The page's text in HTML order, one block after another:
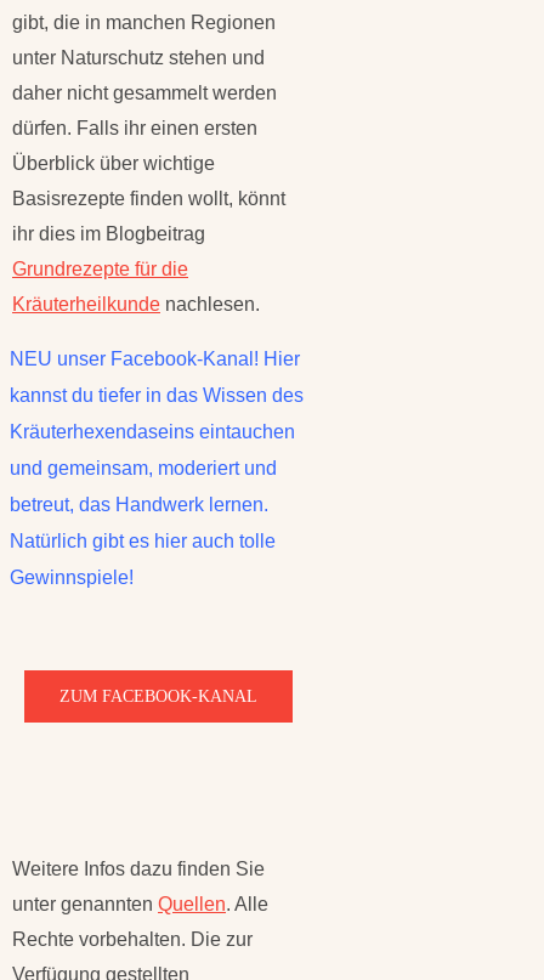
gibt, die in manchen Regionen
unter Naturschutz stehen und
daher nicht gesammelt werden
dürfen. Falls ihr einen ersten
Überblick über wichtige
Basisrezepte finden wollt, könnt
ihr dies im Blogbeitrag
Grundrezepte für die
Kräuterheilkunde nachlesen.
NEU unser Facebook-Kanal! Hier
kannst du tiefer in das Wissen des
Kräuterhexendaseins eintauchen
und gemeinsam, moderiert und
betreut, das Handwerk lernen.
Natürlich gibt es hier auch tolle
Gewinnspiele!
ZUM FACEBOOK-KANAL
Weitere Infos dazu finden Sie
unter genannten Quellen. Alle
Rechte vorbehalten. Die zur
Verfügung gestellten